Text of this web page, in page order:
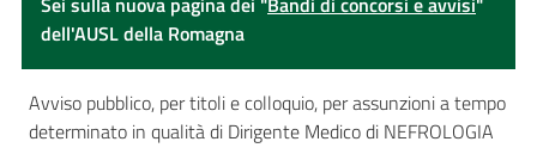
dell'AUSL della Romagna
Avviso pubblico, per titoli e colloquio, per assunzioni a tempo
determinato in qualità di Dirigente Medico di NEFROLOGIA